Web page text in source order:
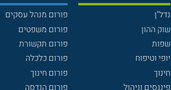
נדל"ן
שוק ההון
שפות
יופי וטיפוח
חינוך
פיננסים וניהול
פורום מנהל עסקים
פורום משפטים
פורום תקשורת
פורום כלכלה
פורום חינוך
פורום הנדסה